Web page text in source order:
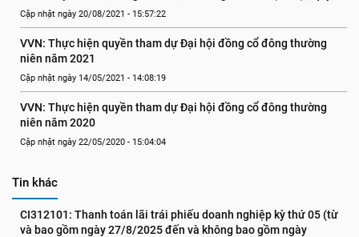
Cập nhật ngày 20/08/2021 - 15:57:22
VVN: Thực hiện quyền tham dự Đại hội đồng cổ đông thường
niên năm 2021
Cập nhật ngày 14/05/2021 - 14:08:19
VVN: Thực hiện quyền tham dự Đại hội đồng cổ đông thường
niên năm 2020
Cập nhật ngày 22/05/2020 - 15:04:04
Tin khác
CI312101: Thanh toán lãi trái phiếu doanh nghiệp kỳ thứ 05 (từ
và bao gồm ngày 27/8/2025 đến và không bao gồm ngày